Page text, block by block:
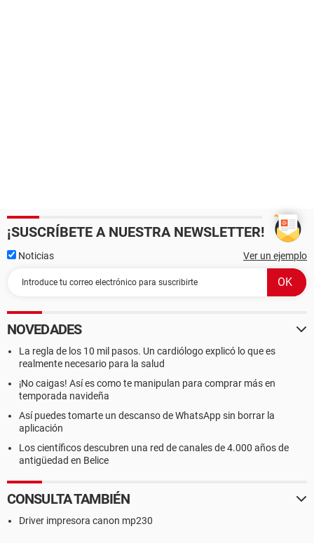
¡SUSCRÍBETE A NUESTRA NEWSLETTER!
Noticias Ver un ejemplo
NOVEDADES
La regla de los 10 mil pasos. Un cardiólogo explicó lo que es
realmente necesario para la salud
¡No caigas! Así es como te manipulan para comprar más en
temporada navideña
Así puedes tomarte un descanso de WhatsApp sin borrar la
aplicación
Los científicos descubren una red de canales de 4.000 años de
antigüedad en Belice
CONSULTA TAMBIÉN
Driver impresora canon mp230